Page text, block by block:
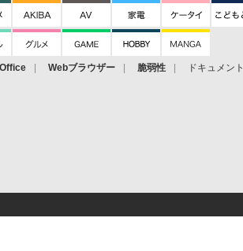
Office Webブラウザー 脆弱性 ドキュメント